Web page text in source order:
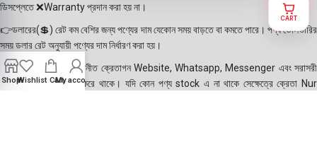
ডিসপ্লেতে ❌Warranty প্রদান করা হয় না।
👉ডলারের(💲) রেট কম বেশির জন্য পণ্যের দাম যেকোন সময় বাড়তে বা কমতে পারে। পণ্য ডেলিভারির
সময় ডলার রেট অনুযায়ী পণ্যের দাম নির্ধারণ করা হয়।
👉বিঃ দ্রঃ- আমাদের সম্মানীত ক্রেতাগন Website, Whatsapp, Messenger এবং সরাসরী
ফোন করে পণ্য Order করে থাকে। যদি কোন পণ্য stock এ না থাকে সেক্ষেত্রে ক্রেতা Nur
ShopWishlist CartMy account
CART